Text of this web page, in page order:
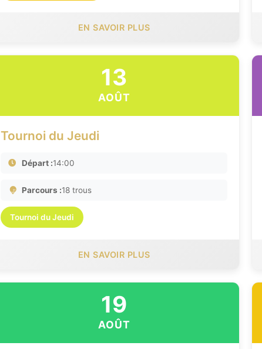
EN SAVOIR PLUS
13
AOÛT
Tournoi du Jeudi
Départ :14:00
Parcours :18 trous
Tournoi du Jeudi
EN SAVOIR PLUS
19
AOÛT